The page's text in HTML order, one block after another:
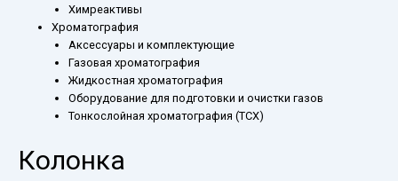
Химреактивы
Хроматография
Аксессуары и комплектующие
Газовая хроматография
Жидкостная хроматография
Оборудование для подготовки и очистки газов
Тонкослойная хроматография (ТСХ)
Колонка